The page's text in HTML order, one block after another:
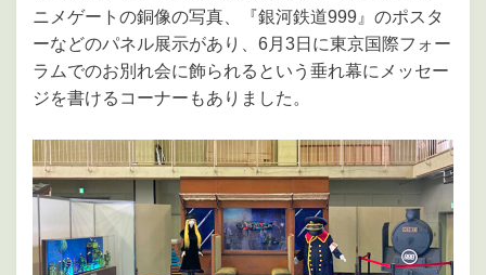
ニメゲートの銅像の写真、『銀河鉄道999』のポスタ
ーなどのパネル展示があり、6月3日に東京国際フォー
ラムでのお別れ会に飾られるという垂れ幕にメッセー
ジを書けるコーナーもありました。